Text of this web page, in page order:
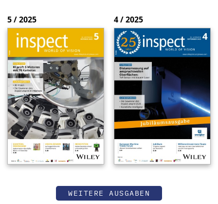
5 / 2025 4 / 2025
WEITERE AUSGABEN